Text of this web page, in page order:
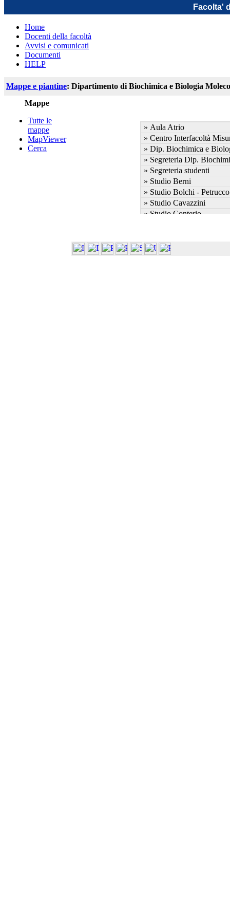
Facolta'
Home
Docenti della facoltà
Avvisi e comunicati
Documenti
HELP
Mappe e piantine: Dipartimento di Biochimica e Biologia
Mappe
Tutte le
mappe
MapViewer
Cerca
» Aula Atrio
» Centro Interfacoltà
» Dip. Biochimica e
» Segreteria Dip.
» Segreteria studenti
» Studio Berni
» Studio Bolchi - Petrucco
» Studio Cavazzini
» Studio Conterio